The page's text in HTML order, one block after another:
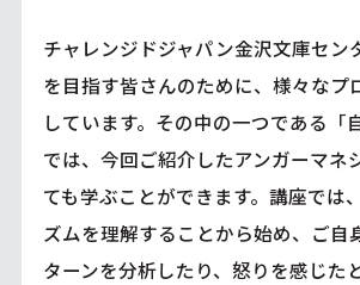
チャレンジドジャパン金沢文庫セン
を目指す皆さんのために、様々なプ
しています。その中の一つである「
では、今回ご紹介したアンガーマネ
ても学ぶことができます。講座では
ズムを理解することから始め、ご自
ターンを分析したり、怒りを感じた